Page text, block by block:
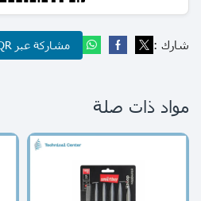
شارك : مشاركة عبر QR
مواد ذات صلة